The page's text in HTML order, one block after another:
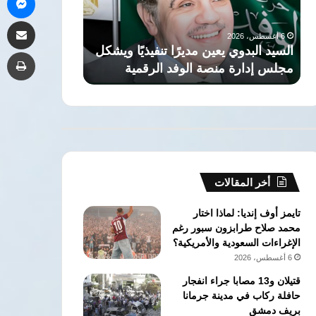
ويشكل
صلاح
لطرابزون
سبور
يجسد
الروابط
العميقة
6 أغسطس، 2026
السفير التركي بالقاهرة: انتقال محمد
صلاح لطرابزون سبور يجسد الروابط
العميقة بين الشعبين
أسبوع
لـ
“نور
الشريف”
وإزاحة
6 أغسطس، 2026
عن
أخر المقالات
تايمز أوف إنديا: لماذا اختار
محمد صلاح طرابزون سبور رغم
الإغراءات السعودية والأمريكية؟
6 أغسطس، 2026
قتيلان و13 مصابا جراء انفجار
حافلة ركاب في مدينة جرمانا
بريف دمشق